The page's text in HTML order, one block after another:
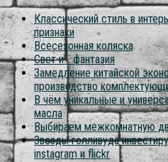
Классический стиль в
признаки
Всесезонная коляска
Свет и… фантазия
Замедление китайской
производство
В чём уникальные и
масла
Выбираем межкомнатную
Звезды голливуда
instagram и flickr